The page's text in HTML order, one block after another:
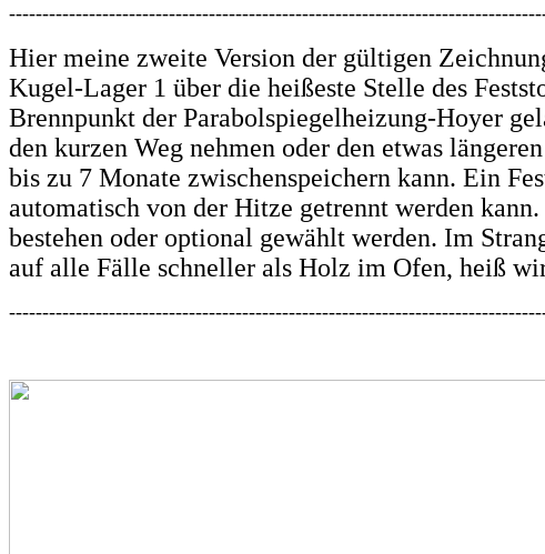
Hier meine zweite Version der gültigen
Kugel-Lager 1 über die heißeste Stelle des
Brennpunkt der Parabolspiegelheizung-Hoyer
den kurzen Weg nehmen oder den etwas
bis zu 7 Monate zwischenspeichern kann. Ein
automatisch von der Hitze getrennt werden
bestehen oder optional gewählt werden. Im
auf alle Fälle schneller als Holz im Ofen, heiß